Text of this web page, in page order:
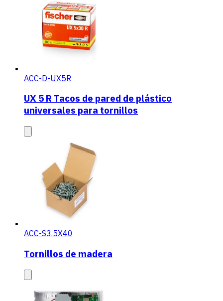
ACC-D-UX5R
UX 5 R Tacos de pared de plástico
universales para tornillos
ACC-S3.5X40
Tornillos de madera